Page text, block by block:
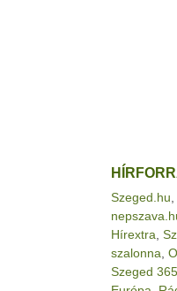
Szeged.hu
Hírextra
szalonna
Szeged 365